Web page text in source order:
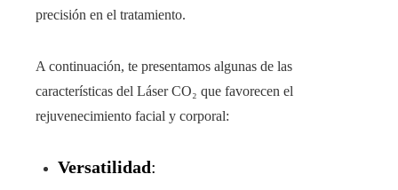
precisión en el tratamiento.
A continuación, te presentamos algunas de las
características del Láser CO₂ que favorecen el
rejuvenecimiento facial y corporal:
Versatilidad: